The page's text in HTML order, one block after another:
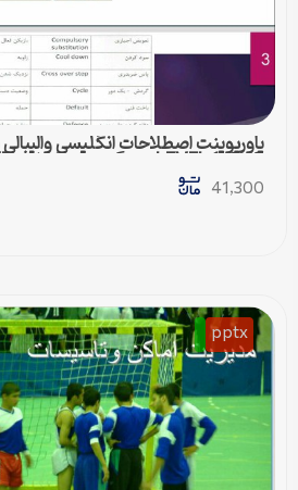
پاورپوینت اصطلاحات انگلیسی
LEVEL 1 , 2 , 3 مربیگری بین المللی FIVB
41,300
pptx